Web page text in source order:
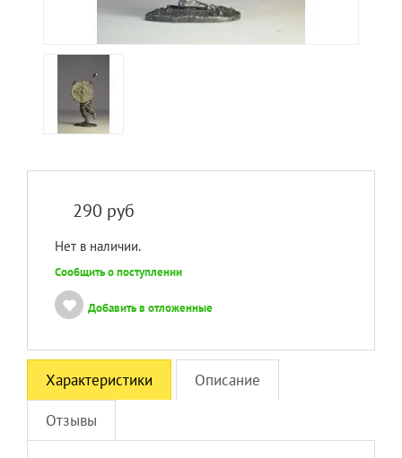
290 руб
Нет в наличии.
Сообщить о поступлении
Добавить в отложенные
Характеристики Описание
Отзывы